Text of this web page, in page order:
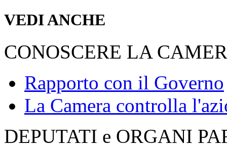
VEDI ANCHE
CONOSCERE LA
Rapporto con il Governo
La Camera controlla
DEPUTATI e ORGANI